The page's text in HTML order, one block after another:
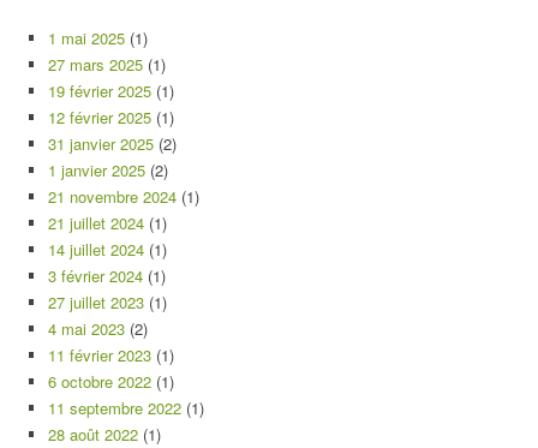
1 mai 2025 (1)
27 mars 2025 (1)
19 février 2025 (1)
12 février 2025 (1)
31 janvier 2025 (2)
1 janvier 2025 (2)
21 novembre 2024 (1)
21 juillet 2024 (1)
14 juillet 2024 (1)
3 février 2024 (1)
27 juillet 2023 (1)
4 mai 2023 (2)
11 février 2023 (1)
6 octobre 2022 (1)
11 septembre 2022 (1)
28 août 2022 (1)